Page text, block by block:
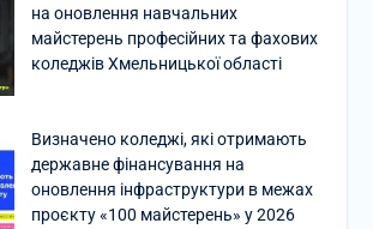
на оновлення навчальних
майстерень професійних та фахових
коледжів Хмельницької області
Визначено коледжі, які отримають
державне фінансування на
оновлення інфраструктури в межах
проєкту «100 майстерень» у 2026